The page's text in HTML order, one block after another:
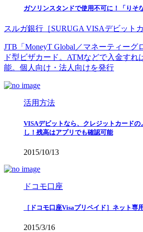
ガソリンスタンドで使用不可に！「りそ
スルガ銀行［SURUGA VISAデビットカ
JTB「MoneyT Global／マネーティーグ
ド型ビザカード。ATMなどで入金すれ
能。個人向け・法人向けを発行
活用方法
VISAデビットなら、クレジットカード
し！残高はアプリでも確認可能
2015/10/13
ドコモ口座
［ドコモ口座Visaプリペイド］ネット専
2015/3/16